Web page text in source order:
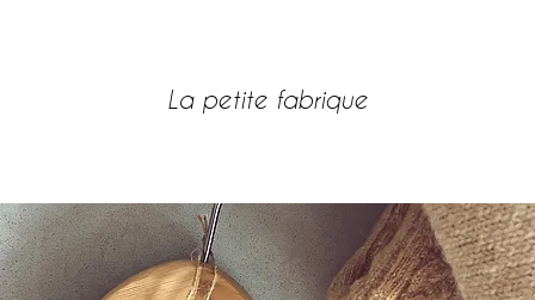
La petite fabrique